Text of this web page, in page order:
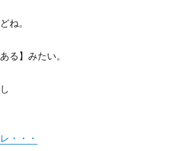
ね。
る】みたい。
・・・